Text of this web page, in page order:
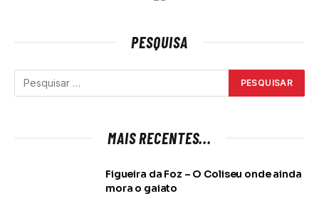
PESQUISA
MAIS RECENTES...
Figueira da Foz – O Coliseu onde ainda
mora o gaiato